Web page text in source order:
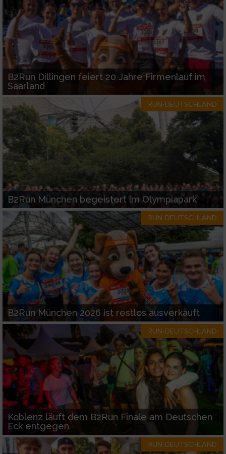
B2Run Dillingen feiert 20 Jahre Firmenlauf im
Saarland
RUN-DEUTSCHLAND
B2Run München begeistert im Olympiapark
RUN-DEUTSCHLAND
B2Run München 2026 ist restlos ausverkauft
RUN-DEUTSCHLAND
Koblenz läuft dem B2Run Finale am Deutschen
Eck entgegen
RUN-DEUTSCHLAND
IAB-Besonderheiten:
Verwendung genauer Standortdaten
Geräte anhand von aktiv angeforderten
Informationen identifizieren
Nicht-IAB-Verarbeitungszwecke:
Notwendig
Performance
Funktional
Werbung